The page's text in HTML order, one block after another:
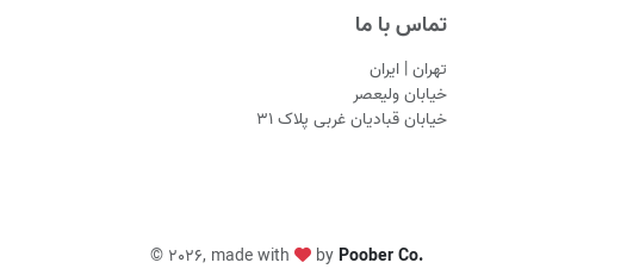
تماس با ما
تهران | ایران
خیابان ولیعصر
خیابان قبادیان غربی پلاک ۳۱
© 2026, made with byPoober Co.